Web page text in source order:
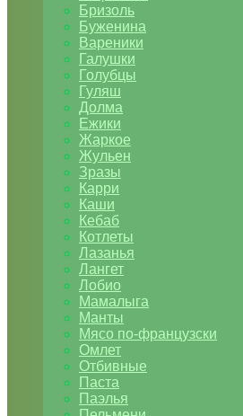
Бризоль
Буженина
Вареники
Галушки
Голубцы
Гуляш
Долма
Ежики
Жаркое
Жульен
Зразы
Карри
Каши
Кебаб
Котлеты
Лазанья
Лангет
Лобио
Мамалыга
Манты
Мясо по-французски
Омлет
Отбивные
Паста
Паэлья